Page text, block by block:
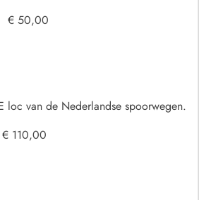
€ 50,00
van de Nederlandse spoorwegen.
€ 110,00